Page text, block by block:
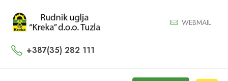
WEBMAIL
+387(35) 282 111